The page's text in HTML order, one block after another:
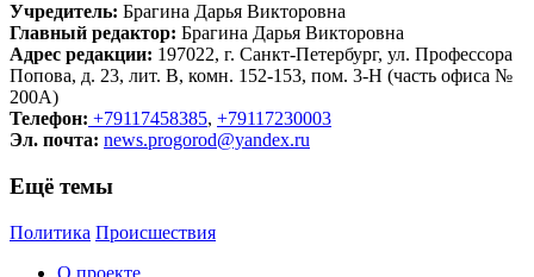
Учредитель: Брагина Дарья Викторовна
Главный редактор: Брагина Дарья Викторовна
Адрес редакции: 197022, г. Санкт-Петербург, ул. Профессора
Попова, д. 23, лит. В, комн. 152-153, пом. 3-Н (часть офиса №
200А)
Телефон: +79117458385, +79117230003
Эл. почта: news.progorod@yandex.ru
Ещё темы
Политика Происшествия
О проекте